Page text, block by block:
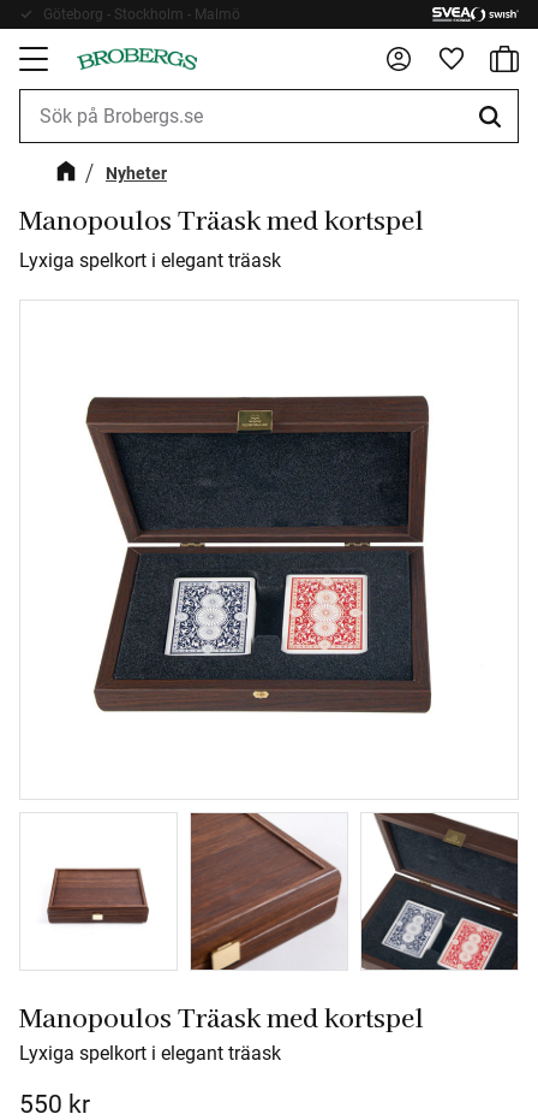
Meny
Göteborg - Stockholm - Malmö
Fri frakt 899kr
Nyheter
Manopoulos Träask med kortspel
Lyxiga spelkort i elegant träask
Manopoulos Träask med kortspel
Lyxiga spelkort i elegant träask
550 kr